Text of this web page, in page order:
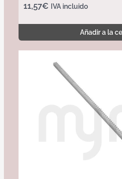
11,57€ IVA incluido
Añadir a la